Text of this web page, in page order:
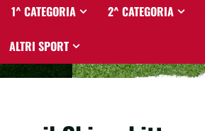
1^ CATEGORIA 2^ CATEGORIA
ALTRI SPORT